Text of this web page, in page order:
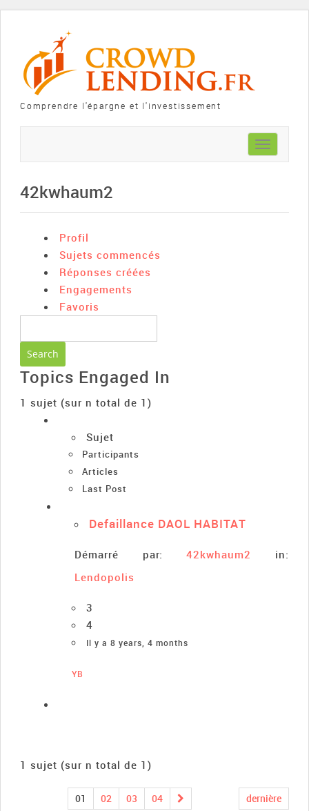
Comprendre l'épargne et l'investissement
Toggle
navigation
42kwhaum2
Profil
Sujets commencés
Réponses créées
Engagements
Favoris
Topics Engaged In
1 sujet (sur n total de 1)
Sujet
Participants
Articles
Last Post
Defaillance DAOL HABITAT
Démarré par:42kwhaum2
in:
Lendopolis
3
4
Il y a 8 years, 4 months
YB
1 sujet (sur n total de 1)
01 02 03 04 dernière